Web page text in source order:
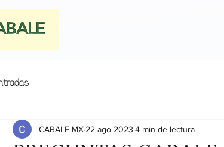
CABALE MX 22 ago 2023 4 min de lectura